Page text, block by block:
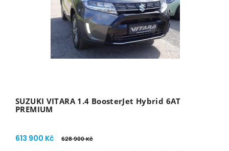
SUZUKI VITARA 1.4 BoosterJet Hybrid 6AT
PREMIUM
613 900 Kč 628 900 Kč